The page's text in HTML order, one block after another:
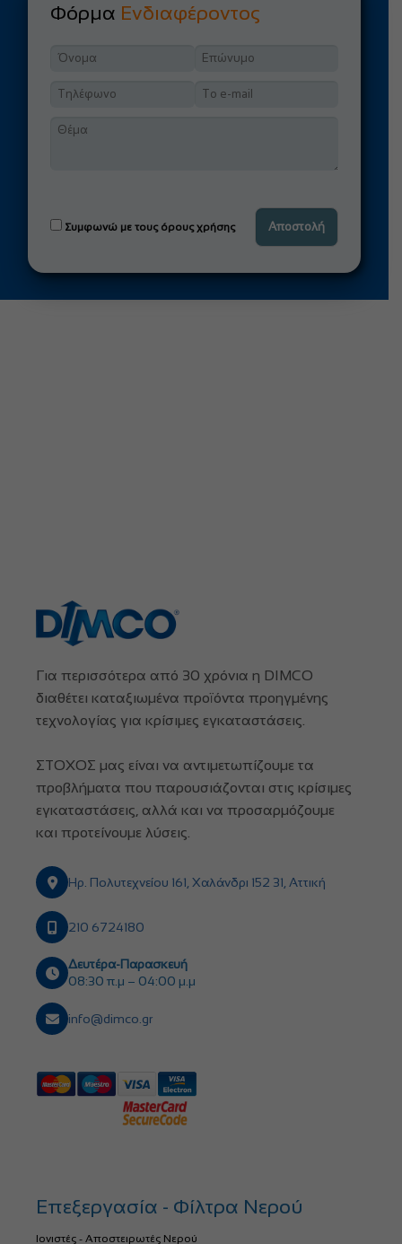
Φόρμα Ενδιαφέροντος
Συμφωνώ με τους όρους χρήσης
Για περισσότερα από 30 χρόνια η DIMCO
διαθέτει καταξιωμένα προϊόντα προηγμένης
τεχνολογίας για κρίσιμες εγκαταστάσεις.
ΣΤΟΧΟΣ μας είναι να αντιμετωπίζουμε τα
προβλήματα που παρουσιάζονται στις κρίσιμες
εγκαταστάσεις, αλλά και να προσαρμόζουμε
και προτείνουμε λύσεις.
Ηρ. Πολυτεχνείου 161, Χαλάνδρι 152 31, Αττική
210 6724180
Δευτέρα-Παρασκευή
08:30 π.μ – 04:00 μ.μ
info@dimco.gr
Επεξεργασία - Φίλτρα Νερού
Ιονιστές - Αποστειρωτές Νερού